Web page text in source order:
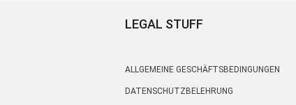
LEGAL STUFF
ALLGEMEINE GESCHÄFTSBEDINGUNGEN
DATENSCHUTZBELEHRUNG